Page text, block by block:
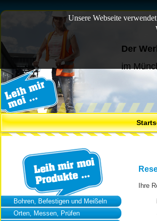
Der
im
Bohren, Befestigen und Meißeln
Orten, Messen, Prüfen
Ihre
Unsere Webseite